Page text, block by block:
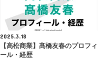
2025.3.18
【高松商業】髙橋友春のプロフィ
ール・経歴